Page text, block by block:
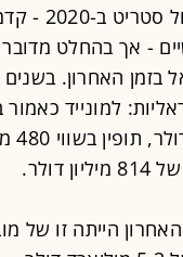
דולר) הישראלית
- אך בהחלט
בזמן האחרון.
מיליארד
הייתה זו של